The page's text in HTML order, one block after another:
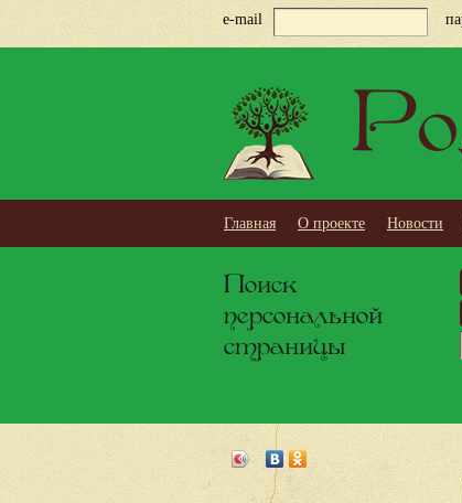
e-mail
Главная О проекте Новости
Поиск
персональной
страницы